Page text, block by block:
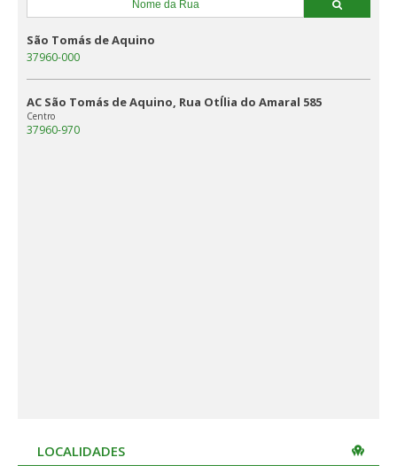
São Tomás de Aquino
37960-000
AC São Tomás de Aquino, Rua OtÍlia do Amaral 585
Centro
37960-970
LOCALIDADES